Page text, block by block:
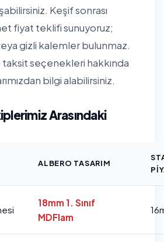
Keşif sonrası
fiyat teklifi sunuyoruz;
gizli kalemler bulunmaz.
seçenekleri hakkında
bilgi alabilirsiniz.
Arasındaki
ALBERO TASARIM
18mm 1. Sınıf
MDFlam